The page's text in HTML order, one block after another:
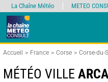
Accueil France Corse Corse-du-
MÉTÉO VILLE
La Chaîne Météo METEO